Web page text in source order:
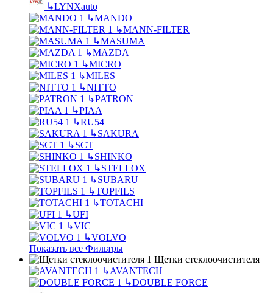
↳LYNXauto
↳MANDO
↳MANN-FILTER
↳MASUMA
↳MAZDA
↳MICRO
↳MILES
↳NITTO
↳PATRON
↳PIAA
↳RU54
↳SAKURA
↳SCT
↳SHINKO
↳STELLOX
↳SUBARU
↳TOPFILS
↳TOTACHI
↳UFI
↳VIC
↳VOLVO
Показать все Фильтры
Щетки стеклоочистителя
↳AVANTECH
↳DOUBLE FORCE